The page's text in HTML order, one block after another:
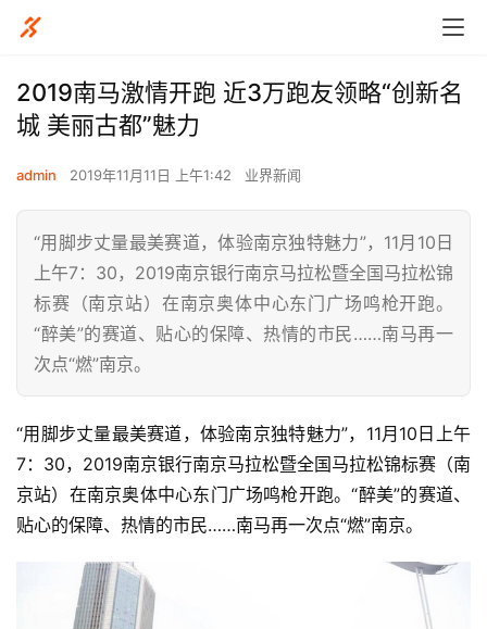
2019南马激情开跑 近3万跑友领略“创新名
城 美丽古都”魅力
admin 2019年11月11日 上午1:42 业界新闻
“用脚步丈量最美赛道，体验南京独特魅力”，11月10日
上午7：30，2019南京银行南京马拉松暨全国马拉松锦
标赛（南京站）在南京奥体中心东门广场鸣枪开跑。
“醉美”的赛道、贴心的保障、热情的市民……南马再一
次点“燃”南京。
“用脚步丈量最美赛道，体验南京独特魅力”，11月10日上午
7：30，2019南京银行南京马拉松暨全国马拉松锦标赛（南
京站）在南京奥体中心东门广场鸣枪开跑。“醉美”的赛道、
贴心的保障、热情的市民……南马再一次点“燃”南京。